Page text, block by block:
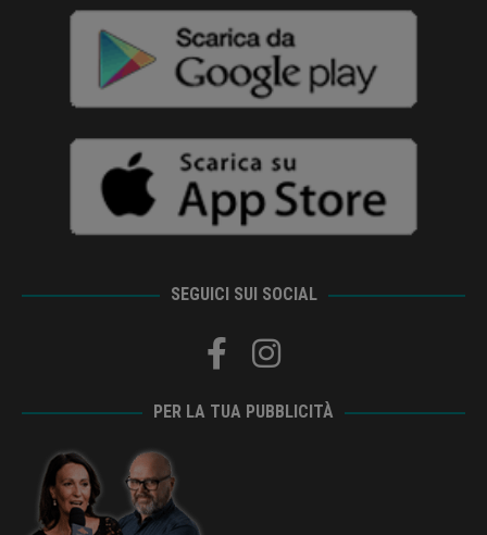
SEGUICI SUI SOCIAL
PER LA TUA PUBBLICITÀ